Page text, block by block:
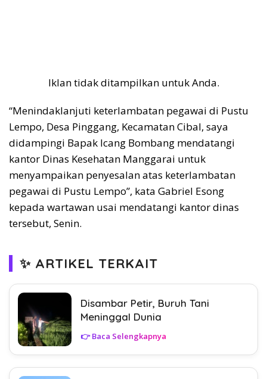
Iklan tidak ditampilkan untuk Anda.
“Menindaklanjuti keterlambatan pegawai di Pustu
Lempo, Desa Pinggang, Kecamatan Cibal, saya
didampingi Bapak Icang Bombang mendatangi
kantor Dinas Kesehatan Manggarai untuk
menyampaikan penyesalan atas keterlambatan
pegawai di Pustu Lempo”, kata Gabriel Esong
kepada wartawan usai mendatangi kantor dinas
tersebut, Senin.
✨ ARTIKEL TERKAIT
Disambar Petir, Buruh Tani
Meninggal Dunia
👉 Baca Selengkapnya